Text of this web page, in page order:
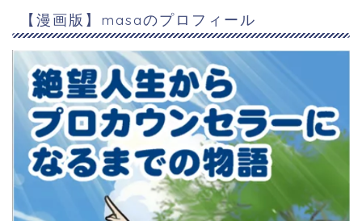
【漫画版】masaのプロフィール